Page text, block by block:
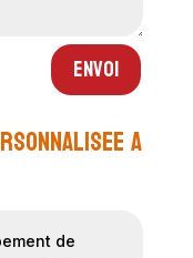
Envoi
a
de